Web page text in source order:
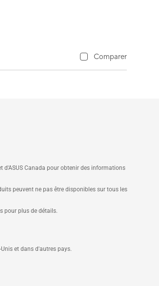
Comparer
d'ASUS Canada pour obtenir des informations
peuvent ne pas être disponibles sur tous les
pour plus de détails.
et dans d'autres pays.